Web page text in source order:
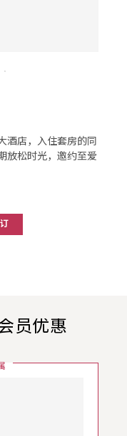
酒店，入住套房的同
放松时光，邀约至爱
员优惠